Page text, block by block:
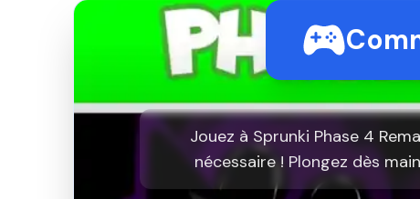
Jouez à Sprunki Phase 4
nécessaire ! Plongez dès